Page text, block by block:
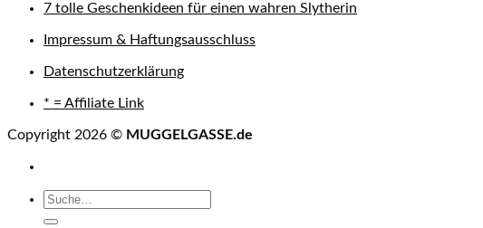
7 tolle Geschenkideen für einen wahren Slytherin
Impressum & Haftungsausschluss
Datenschutzerklärung
* = Affiliate Link
Copyright 2026 © MUGGELGASSE.de
Suche